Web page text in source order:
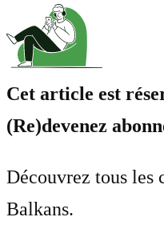
Cet article est
(Re)devenez
Découvrez tous les
Balkans.